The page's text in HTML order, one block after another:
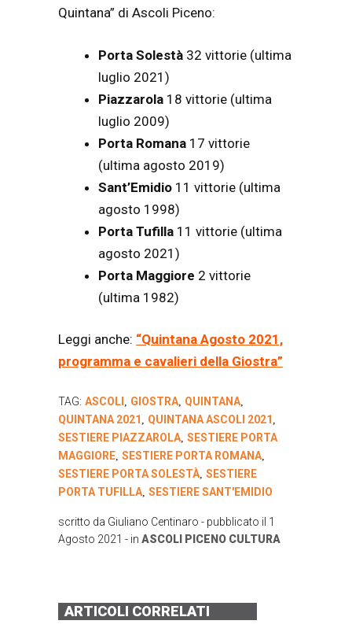
Quintana” di Ascoli Piceno:
Porta Solestà 32 vittorie (ultima
luglio 2021)
Piazzarola 18 vittorie (ultima
luglio 2009)
Porta Romana 17 vittorie
(ultima agosto 2019)
Sant’Emidio 11 vittorie (ultima
agosto 1998)
Porta Tufilla 11 vittorie (ultima
agosto 2021)
Porta Maggiore 2 vittorie
(ultima 1982)
Leggi anche: “Quintana Agosto 2021,
programma e cavalieri della Giostra”
TAG: ASCOLI GIOSTRA QUINTANA
QUINTANA 2021 QUINTANA ASCOLI 2021
SESTIERE PIAZZAROLA SESTIERE PORTA
MAGGIORE SESTIERE PORTA ROMANA
SESTIERE PORTA SOLESTÀ SESTIERE
PORTA TUFILLA SESTIERE SANT'EMIDIO
scritto da Giuliano Centinaro - pubblicato il 1
Agosto 2021 - in ASCOLI PICENO CULTURA
ARTICOLI CORRELATI